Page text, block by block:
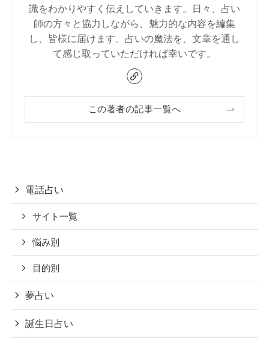
識をわかりやすく伝えしていきます。日々、占い
師の方々と協力しながら、魅力的な内容を編集
し、皆様に届けます。占いの魔法を、文章を通し
て感じ取っていただければ幸いです。
この著者の記事一覧へ
電話占い
サイト一覧
悩み別
目的別
夢占い
誕生日占い